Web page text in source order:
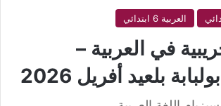
العربية 6 ابتدائي
في العربية –
بلعيد أفريل 2026